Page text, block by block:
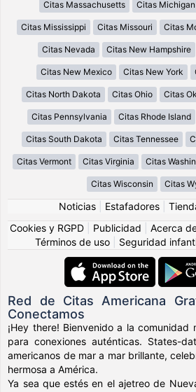
Citas Massachusetts Citas Michigan
Citas Mississippi Citas Missouri Citas
Citas Nevada Citas New Hampshire
Citas New Mexico Citas New York
Citas North Dakota Citas Ohio Citas
Citas Pennsylvania Citas Rhode Island
Citas South Dakota Citas Tennessee
Citas Vermont Citas Virginia Citas
Citas Wisconsin Citas
Noticias Estafadores
Cookies y RGPD
Publicidad Acerca
Términos de uso
Seguridad
Red de Citas Americana
Conectamos
¡Hey there! Bienvenido a la comunidad
para conexiones auténticas. States-
americanos de mar a mar brillante,
hermosa a América.
Ya sea que estés en el ajetreo de